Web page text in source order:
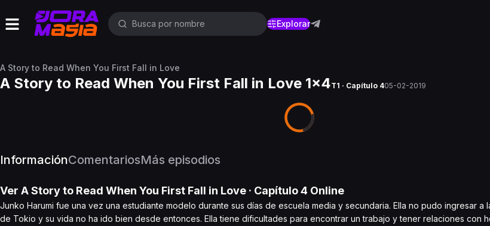
Explorar
A Story to Read When You First Fall in Love
A Story to Read When You First Fall in Love 1x4T1 · Capítulo 405-02-2019
InformaciónComentariosMás episodios
Ver A Story to Read When You First Fall in Love · Capítulo4 Online
Junko Harumi fue una vez una estudiante modelo durante sus días de escuela media y secundaria. Ella no pudo ingresar a
de Tokio y su vida no ha ido bien desde entonces. Ella tiene dificultades para encontrar un trabajo y tener relaciones con